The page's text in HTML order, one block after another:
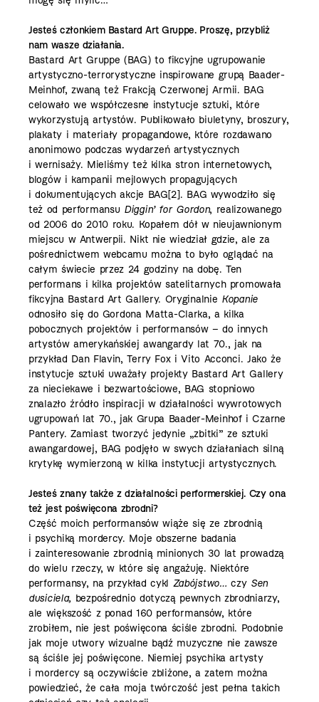
Jesteś członkiem Bastard Art Gruppe. Proszę, przybliż
nam wasze działania.
Bastard Art Gruppe (BAG) to fikcyjne ugrupowanie
artystyczno-terrorystyczne inspirowane grupą Baader-
Meinhof, zwaną też Frakcją Czerwonej Armii. BAG
celowało we współczesne instytucje sztuki, które
wykorzystują artystów. Publikowało biuletyny, broszury,
plakaty i materiały propagandowe, które rozdawano
anonimowo podczas wydarzeń artystycznych
i wernisaży. Mieliśmy też kilka stron internetowych,
blogów i kampanii mejlowych propagujących
i dokumentujących akcje BAG[2]. BAG wywodziło się
też od performansu Diggin’ for Gordon, realizowanego
od 2006 do 2010 roku. Kopałem dół w nieujawnionym
miejscu w Antwerpii. Nikt nie wiedział gdzie, ale za
pośrednictwem webcamu można to było oglądać na
całym świecie przez 24 godziny na dobę. Ten
performans i kilka projektów satelitarnych promowała
fikcyjna Bastard Art Gallery. Oryginalnie Kopanie
odnosiło się do Gordona Matta-Clarka, a kilka
pobocznych projektów i performansów – do innych
artystów amerykańskiej awangardy lat 70., jak na
przykład Dan Flavin, Terry Fox i Vito Acconci. Jako że
instytucje sztuki uważały projekty Bastard Art Gallery
za nieciekawe i bezwartościowe, BAG stopniowo
znalazło źródło inspiracji w działalności wywrotowych
ugrupowań lat 70., jak Grupa Baader-Meinhof i Czarne
Pantery. Zamiast tworzyć jedynie „zbitki” ze sztuki
awangardowej, BAG podjęło w swych działaniach silną
krytykę wymierzoną w kilka instytucji artystycznych.
Jesteś znany także z działalności performerskiej. Czy ona
też jest poświęcona zbrodni?
Część moich performansów wiąże się ze zbrodnią
i psychiką mordercy. Moje obszerne badania
i zainteresowanie zbrodnią minionych 30 lat prowadzą
do wielu rzeczy, w które się angażuję. Niektóre
performansy, na ­przykład cykl Zabójstwo… czy Sen
dusiciela, bezpośrednio dotyczą pewnych zbrodniarzy,
ale większość z ponad 160 performansów, które
zrobiłem, nie jest poświęcona ściśle zbrodni. Podobnie
jak moje utwory wizualne bądź muzyczne nie zawsze
są ściśle jej poświęcone. Niemiej psychika artysty
i mordercy są oczywiście zbliżone, a zatem można
powiedzieć, że cała moja twórczość jest pełna takich